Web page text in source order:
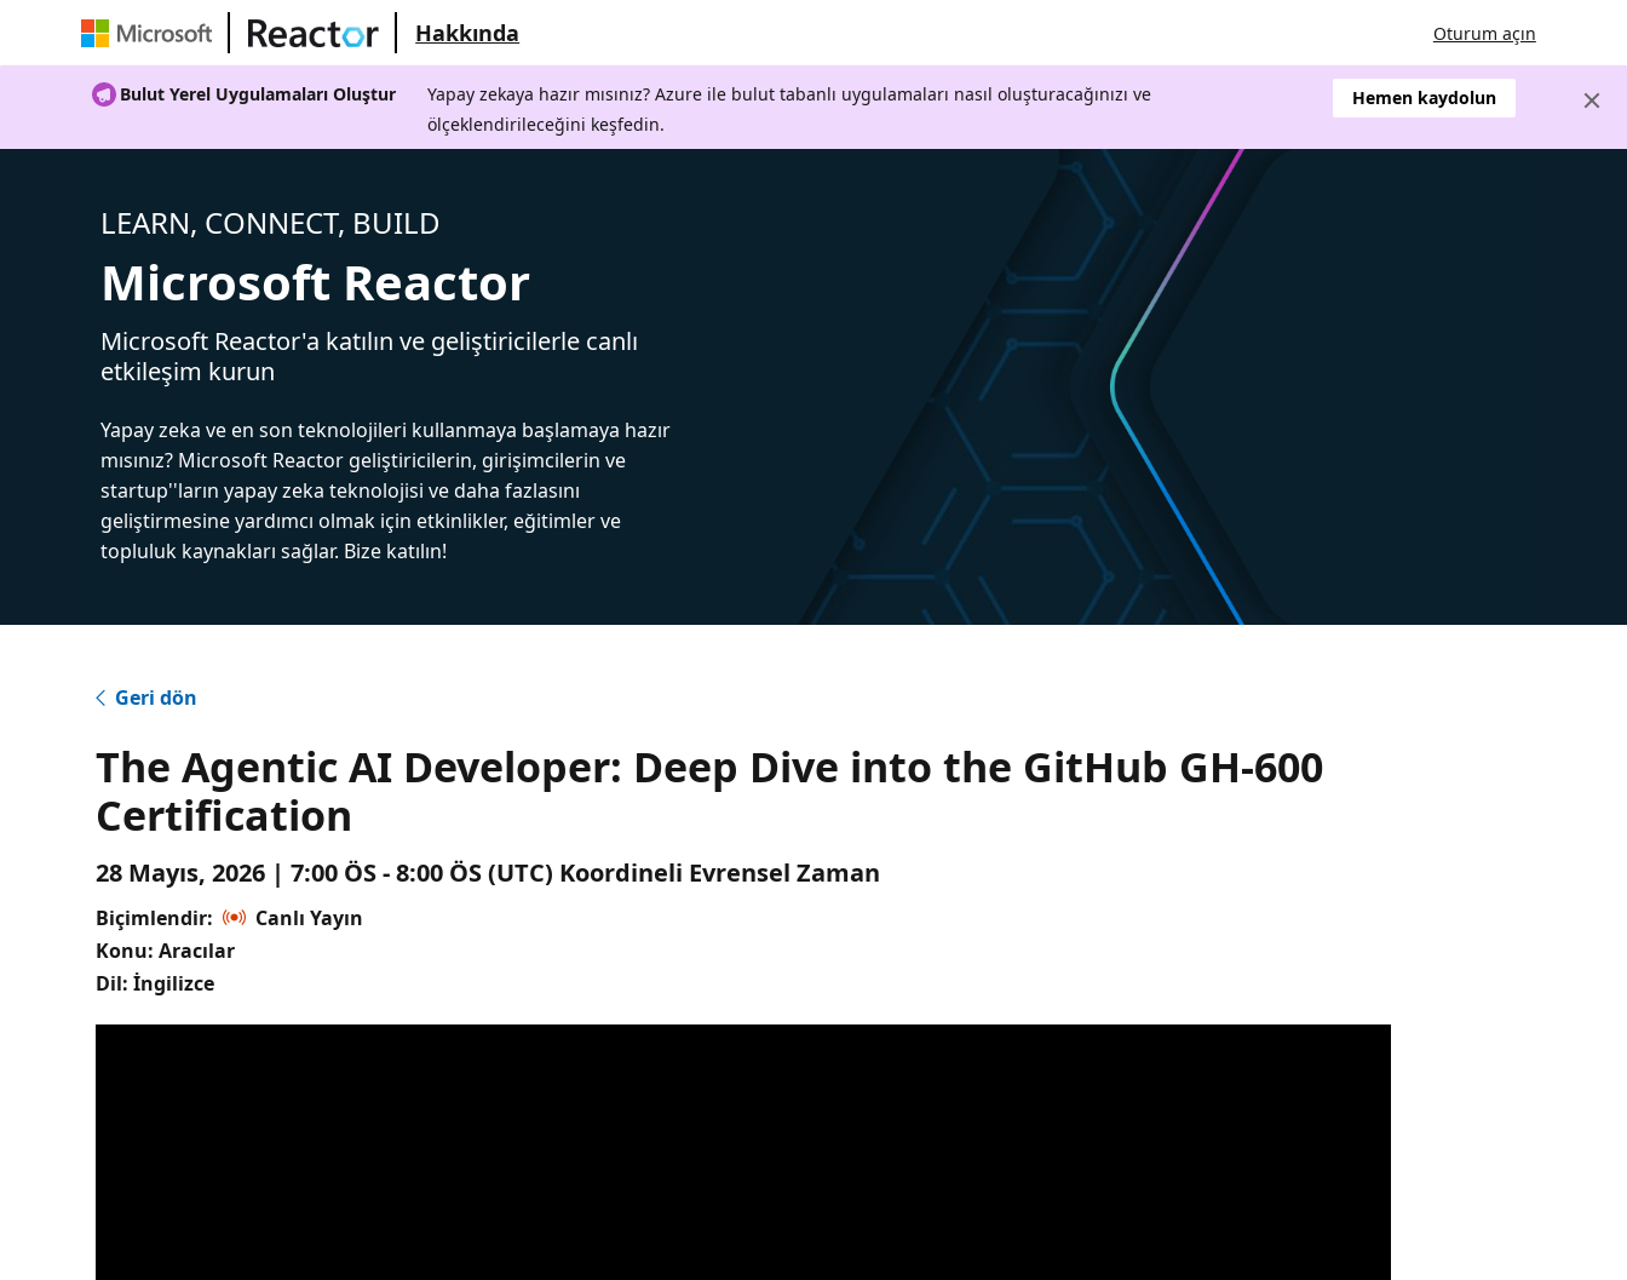
Hakkında Oturum açın
Bulut Yerel Uygulamaları Oluştur
Yapay zekaya hazır mısınız? Azure ile bulut tabanlı uygulamaları nasıl oluşturacağınızı ve
ölçeklendirileceğini keşfedin.
Hemen kaydolun
LEARN, CONNECT, BUILD
Microsoft Reactor
Microsoft Reactor'a katılın ve geliştiricilerle canlı
etkileşim kurun
Yapay zeka ve en son teknolojileri kullanmaya başlamaya hazır
mısınız? Microsoft Reactor geliştiricilerin, girişimcilerin ve
startup''ların yapay zeka teknolojisi ve daha fazlasını
geliştirmesine yardımcı olmak için etkinlikler, eğitimler ve
topluluk kaynakları sağlar. Bize katılın!
Geri dön
The Agentic AI Developer: Deep Dive into the GitHub GH-600
Certification
28 Mayıs, 2026 | 7:00 ÖS - 8:00 ÖS (UTC) Koordineli Evrensel Zaman
Biçimlendir:
Canlı Yayın
Konu: Aracılar
Dil: İngilizce